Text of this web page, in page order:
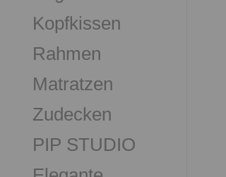
Kopfkissen
Rahmen
Matratzen
Zudecken
PIP STUDIO